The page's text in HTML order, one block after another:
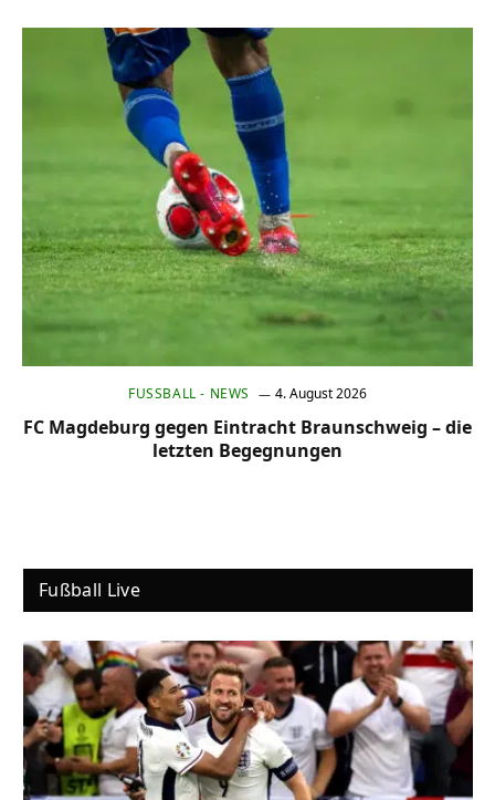
FUSSBALL - NEWS 4. August 2026
FC Magdeburg gegen Eintracht Braunschweig – die
letzten Begegnungen
Fußball Live